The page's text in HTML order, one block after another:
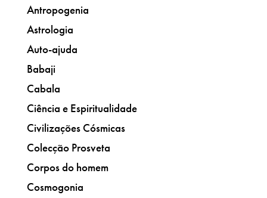
Antropogenia
Astrologia
Auto-ajuda
Babaji
Cabala
Ciência e Espiritualidade
Civilizações Cósmicas
Colecção Prosveta
Corpos do homem
Cosmogonia